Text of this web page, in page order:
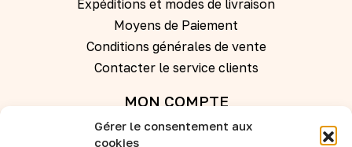
Gérer le consentement aux
cookies
Expéditions et modes de livraison
Moyens de Paiement
Conditions générales de vente
Contacter le service clients
MON COMPTE
Se connecter